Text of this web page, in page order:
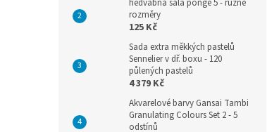
hedvábná šála ponge 5 - různé
rozměry
125 Kč
Sada extra měkkých pastelů
Sennelier v dř. boxu - 120
půlených pastelů
4 379 Kč
Akvarelové barvy Gansai Tambi
Granulating Colours Set 2 - 5
odstínů